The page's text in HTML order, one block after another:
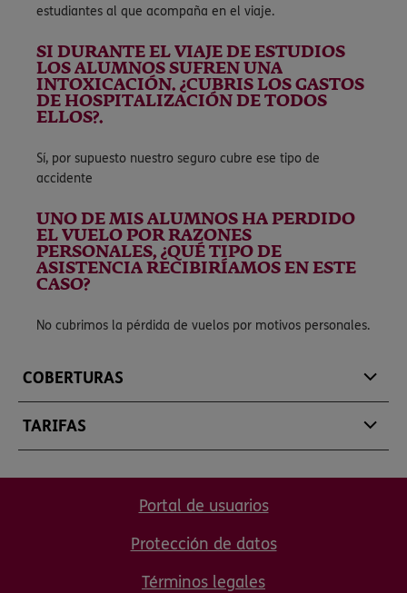
estudiantes al que acompaña en el viaje.
SI DURANTE EL VIAJE DE ESTUDIOS
LOS ALUMNOS SUFREN UNA
INTOXICACIÓN. ¿CUBRIS LOS GASTOS
DE HOSPITALIZACIÓN DE TODOS
ELLOS?.
Sí, por supuesto nuestro seguro cubre ese tipo de
accidente
UNO DE MIS ALUMNOS HA PERDIDO
EL VUELO POR RAZONES
PERSONALES, ¿QUÉ TIPO DE
ASISTENCIA RECIBIRÍAMOS EN ESTE
CASO?
No cubrimos la pérdida de vuelos por motivos personales.
COBERTURAS
TARIFAS
Portal de usuarios
Protección de datos
Términos legales